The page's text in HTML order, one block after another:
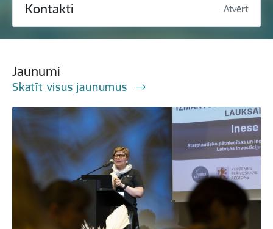
Kontakti Atvērt
Jaunumi
Skatīt visus jaunumus